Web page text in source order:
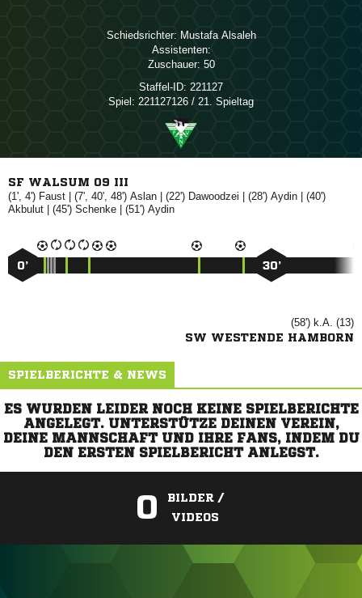
Schiedsrichter:  
Assistenten:
Zuschauer: 50
Staffel-ID: 221127
Spiel: 221127126 / 21. Spieltag
SF WALSUM 09 III
(1', 4')  | (7', 40', 48')  | (22')  | (28')  | (40')
 | (45')  | (51') 
0’ 30’
(58') k.A. (13)
SW WESTENDE HAMBORN
SPIELBERICHTE & NEWS
ES WURDEN LEIDER NOCH KEINE SPIELBERICHTE
ANGELEGT. UNTERSTÜTZE DEINEN VEREIN,
DEINE MANNSCHAFT UND IHRE FANS, INDEM DU
DEN ERSTEN SPIELBERICHT ANLEGST.
0
BILDER /
VIDEOS